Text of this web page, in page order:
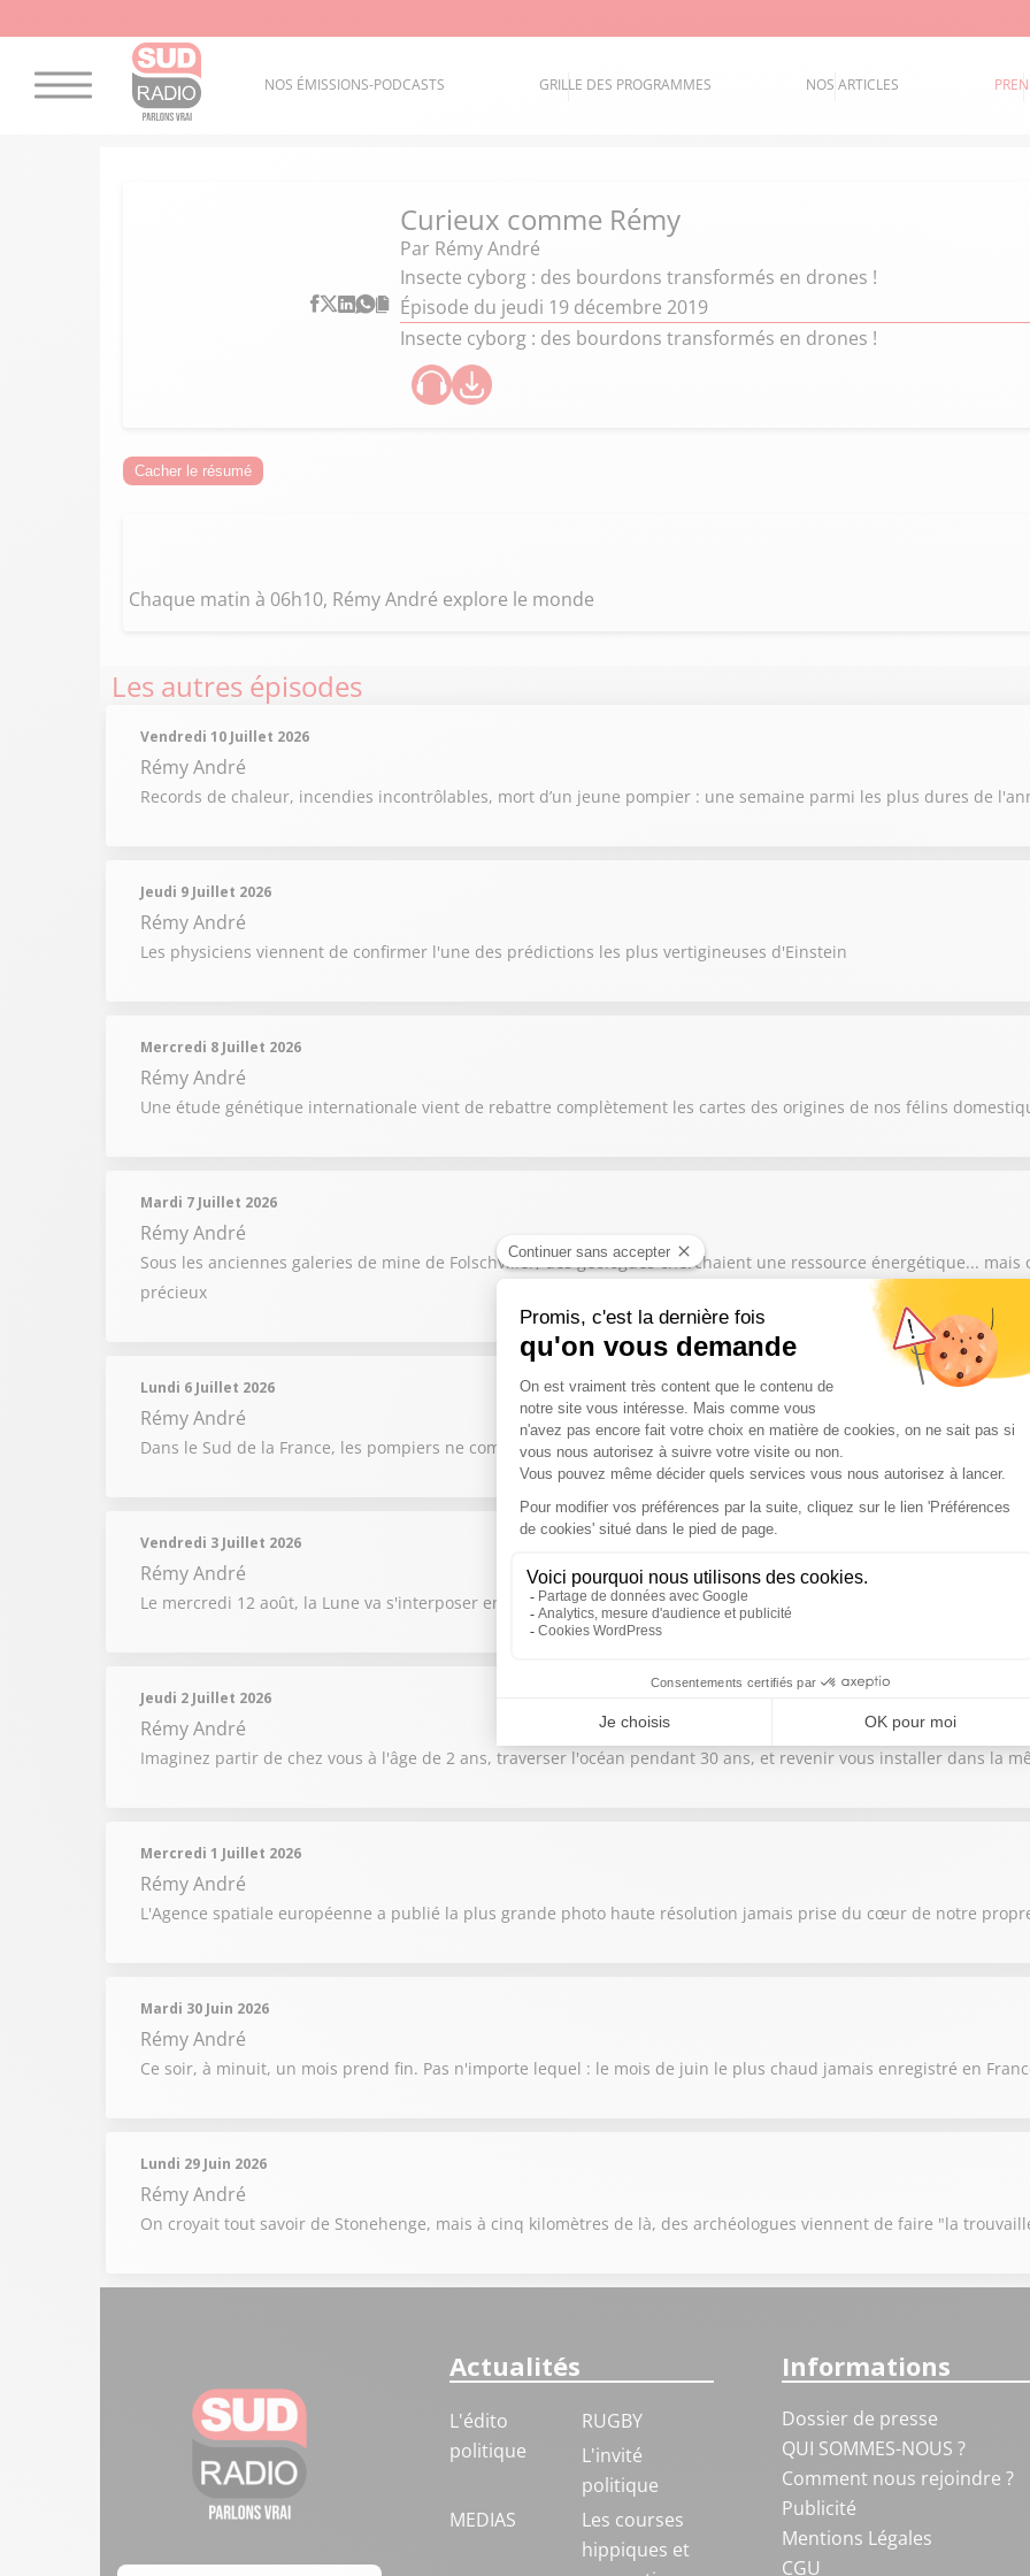
NOS ÉMISSIONS-PODCASTS GRILLE DES PROGRAMMES NOS ARTICLES
Curieux comme Rémy
Par Rémy André
Insecte cyborg : des bourdons transformés en drones !
Épisode du jeudi 19 décembre 2019
Insecte cyborg : des bourdons transformés en drones !
Cacher le résumé
Chaque matin à 06h10, Rémy André explore le monde
Les autres épisodes
Vendredi 10 Juillet 2026
Rémy André
Records de chaleur, incendies incontrôlables, mort d’un jeune pompier : une semaine parmi les plus dures de
Jeudi 9 Juillet 2026
Rémy André
Les physiciens viennent de confirmer l'une des prédictions les plus vertigineuses d'Einstein
Mercredi 8 Juillet 2026
Rémy André
Une étude génétique internationale vient de rebattre complètement les cartes des origines de nos félins
Mardi 7 Juillet 2026
Rémy André
Sous les anciennes galeries de mine de Folschviller, des géologues cherchaient une ressource énergétique...
précieux
Lundi 6 Juillet 2026
Rémy André
Dans le Sud de la France, les pompiers ne comptent plus les foyers d'incendie depuis plusieurs jours
Vendredi 3 Juillet 2026
Rémy André
Le mercredi 12 août, la Lune va s'interposer entre la Terre et le Soleil, provoquant la plus grande éclipse solaire
Jeudi 2 Juillet 2026
Rémy André
Imaginez partir de chez vous à l'âge de 2 ans, traverser l'océan pendant 30 ans, et revenir vous installer dans la
Mercredi 1 Juillet 2026
Rémy André
L'Agence spatiale européenne a publié la plus grande photo haute résolution jamais prise du cœur de notre
Mardi 30 Juin 2026
Rémy André
Ce soir, à minuit, un mois prend fin. Pas n'importe lequel : le mois de juin le plus chaud jamais enregistré en
Lundi 29 Juin 2026
Rémy André
On croyait tout savoir de Stonehenge, mais à cinq kilomètres de là, des archéologues viennent de faire "la
Actualités
L'édito
politique
RUGBY
L'invité
politique
MEDIAS
Les courses
hippiques et
Informations
Dossier de presse
QUI SOMMES-NOUS ?
Comment nous rejoindre ?
Publicité
Mentions Légales
CGU